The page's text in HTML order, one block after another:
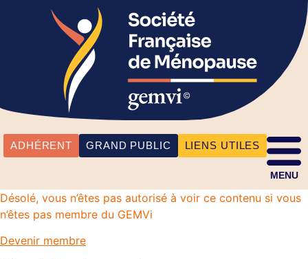
ADHÉRENT GRAND PUBLIC LIENS UTILES
MENU
Désolé, vous n’êtes pas autorisé à voir ce contenu si vous
n’êtes pas membre du GEMVi
Devenir membre